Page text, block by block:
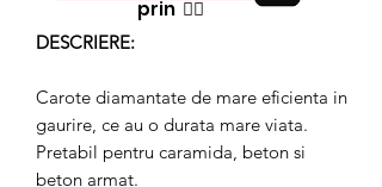
DESCRIERE:
Carote diamantate de mare eficienta in
gaurire, ce au o durata mare viata.
Pretabil pentru caramida, beton si
beton armat.
prin 👉🏿